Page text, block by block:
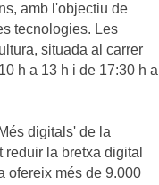
amb l'objectiu de
tecnologies. Les
situada al carrer
h a 13 h i de 17:30 h a
digitals' de la
la bretxa digital
ofereix més de 9.000